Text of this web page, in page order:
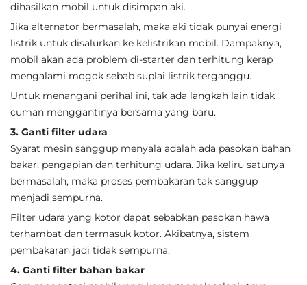
dihasilkan mobil untuk disimpan aki.
Jika alternator bermasalah, maka aki tidak punyai energi
listrik untuk disalurkan ke kelistrikan mobil. Dampaknya,
mobil akan ada problem di-starter dan terhitung kerap
mengalami mogok sebab suplai listrik terganggu.
Untuk menangani perihal ini, tak ada langkah lain tidak
cuman menggantinya bersama yang baru.
3. Ganti filter udara
Syarat mesin sanggup menyala adalah ada pasokan bahan
bakar, pengapian dan terhitung udara. Jika keliru satunya
bermasalah, maka proses pembakaran tak sanggup
menjadi sempurna.
Filter udara yang kotor dapat sebabkan pasokan hawa
terhambat dan termasuk kotor. Akibatnya, sistem
pembakaran jadi tidak sempurna.
4. Ganti filter bahan bakar